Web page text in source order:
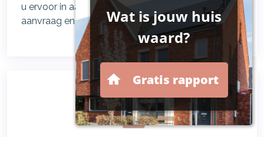
u ervoor in aanmerking? Wij zorgen voor de
aanvraag en de papieren rompslomp!